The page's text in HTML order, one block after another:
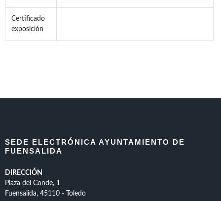
Certificado
exposición
SEDE ELECTRÓNICA AYUNTAMIENTO DE
FUENSALIDA
DIRECCIÓN
Plaza del Conde, 1
Fuensalida, 45110 - Toledo